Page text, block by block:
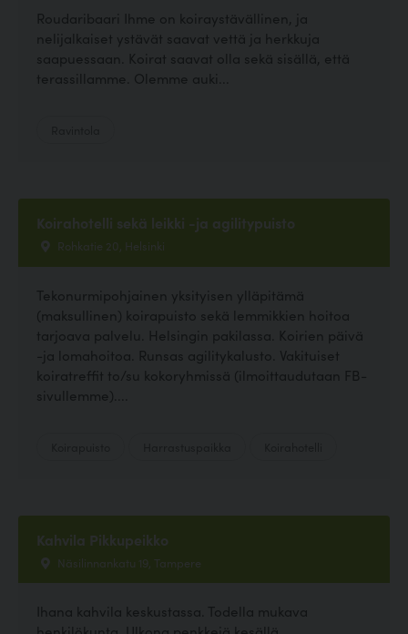
Roudaribaari Ihme on koiraystävällinen, ja
nelijalkaiset ystävät saavat vettä ja herkkuja
saapuessaan. Koirat saavat olla sekä sisällä, että
terassillamme. Olemme auki...
Koirahotelli sekä leikki -ja agilitypuisto
Rohkatie 20, Helsinki
Tekonurmipohjainen yksityisen ylläpitämä
(maksullinen) koirapuisto sekä lemmikkien hoitoa
tarjoava palvelu. Helsingin pakilassa. Koirien päivä
-ja lomahoitoa. Runsas agilitykalusto. Vakituiset
koiratreffit to/su kokoryhmissä (ilmoittaudutaan FB-
sivullemme)....
Kahvila Pikkupeikko
Näsilinnankatu 19, Tampere
Ihana kahvila keskustassa. Todella mukava